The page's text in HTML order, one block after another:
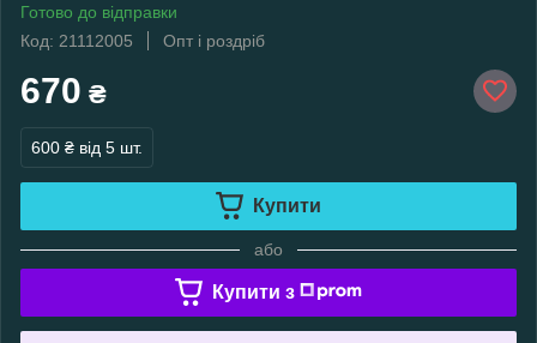
Готово до відправки
Код: 21112005
Опт і роздріб
670 ₴
600 ₴ від 5 шт.
Купити
або
Купити з